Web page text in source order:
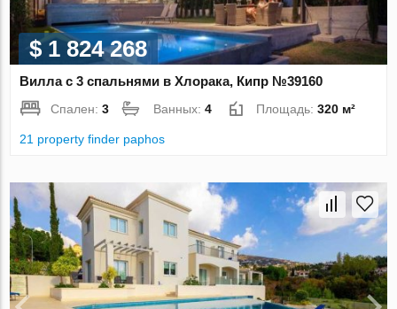
$ 1 824 268
Вилла с 3 спальнями в Хлорака, Кипр №39160
Спален:3 Ванных:4 Площадь:320 м²
21 property finder paphos